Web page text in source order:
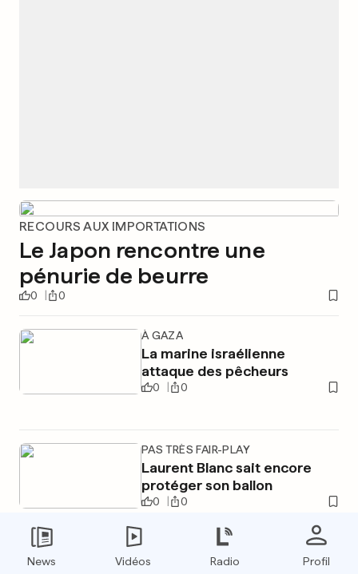
RECOURS AUX IMPORTATIONS
Le Japon rencontre une
pénurie de beurre
0 0
À GAZA
La marine israélienne
attaque des pêcheurs
0 0
PAS TRÈS FAIR-PLAY
Laurent Blanc sait encore
protéger son ballon
0 0
News Vidéos Radio Profil